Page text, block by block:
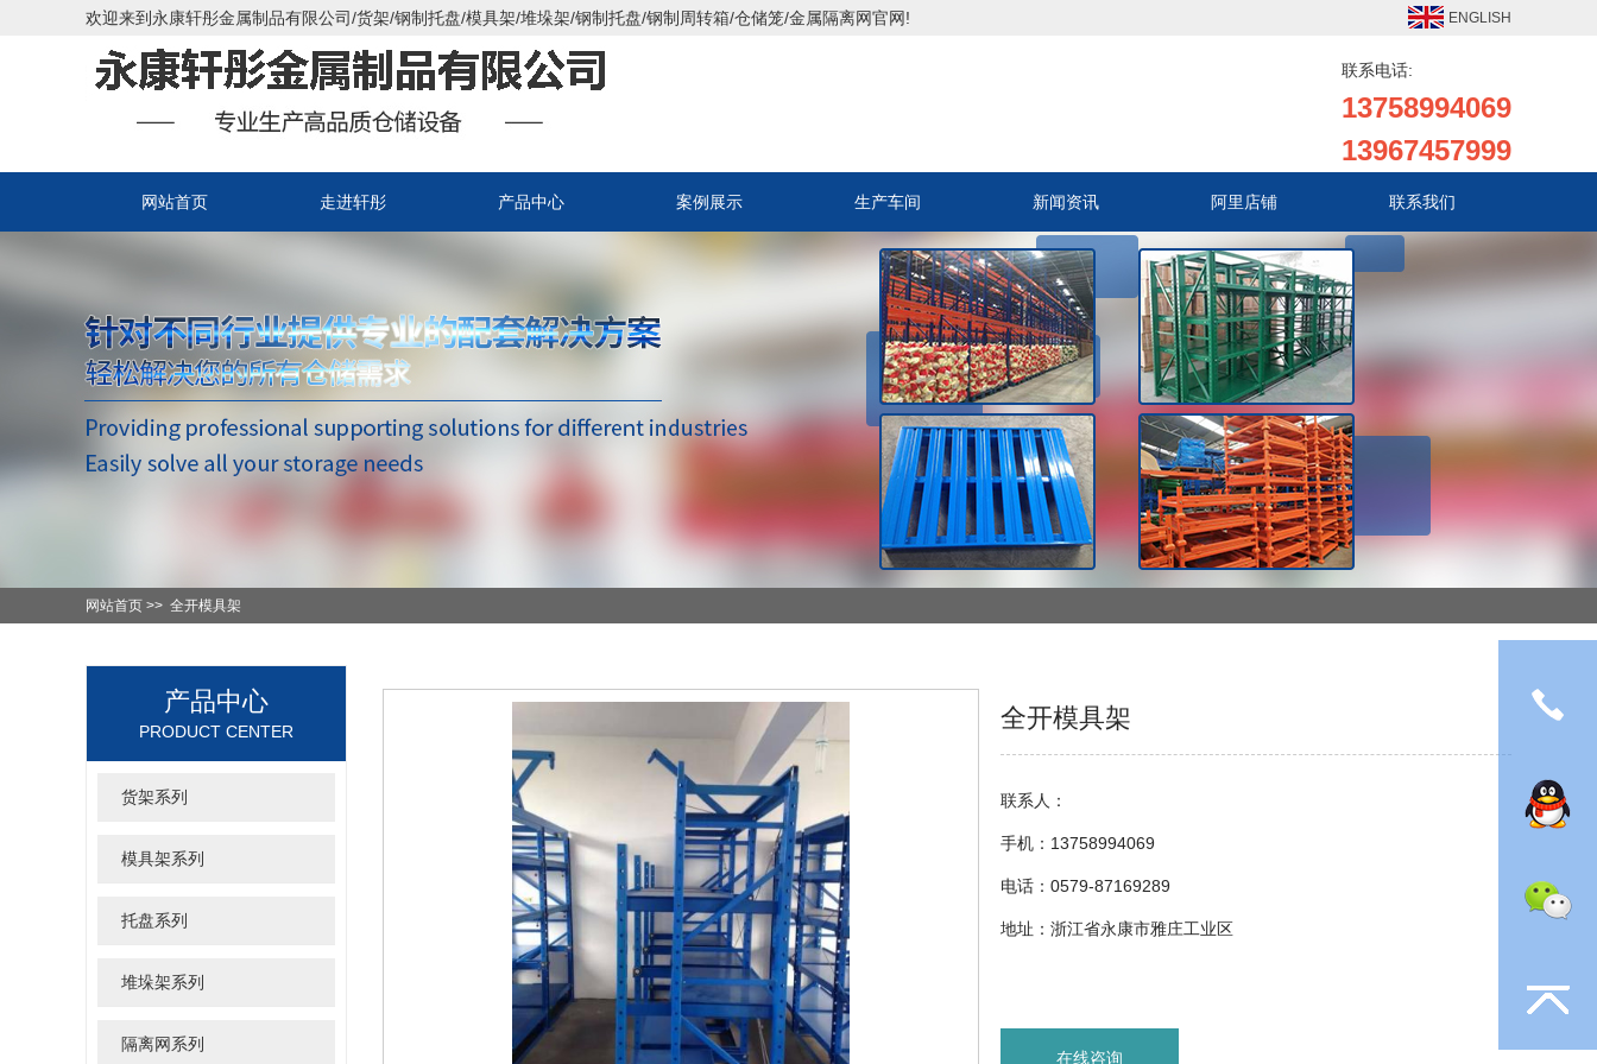
欢迎来到永康轩彤金属制品有限公司/货架/钢制托盘/模具架/堆垛架/钢制托盘/钢制周转箱/仓储笼/金属隔离网官网! ENGLISH
联系电话:
13758994069
13967457999
网站首页 走进轩彤 产品中心 案例展示 生产车间 新闻资讯 阿里店铺 联系我们
网站首页 >> 全开模具架
产品中心
PRODUCT CENTER
货架系列
模具架系列
托盘系列
堆垛架系列
隔离网系列
全开模具架
联系人：
手机：13758994069
电话：0579-87169289
地址：浙江省永康市雅庄工业区
在线咨询